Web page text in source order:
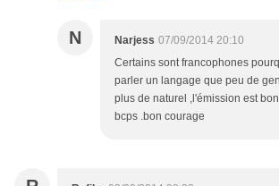
N Narjess 07/09/2014 20:10
Certains sont francophones
parler un langage que peu de
plus de naturel ,l'émission est
bcps .bon courage